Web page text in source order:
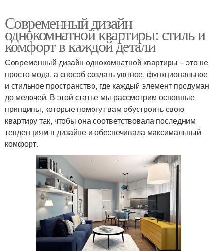
Современный дизайн
однокомнатной квартиры: стиль и
комфорт в каждой детали
Современный дизайн однокомнатной квартиры – это не
просто мода, а способ создать уютное, функциональное
и стильное пространство, где каждый элемент продуман
до мелочей. В этой статье мы рассмотрим основные
принципы, которые помогут вам обустроить свою
квартиру так, чтобы она соответствовала последним
тенденциям в дизайне и обеспечивала максимальный
комфорт.